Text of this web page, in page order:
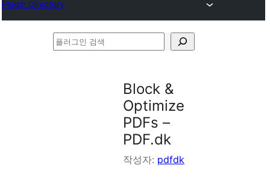
가
Plugin Directory
플
Block &
Optimize
PDFs –
PDF.dk
작성자: pdfdk